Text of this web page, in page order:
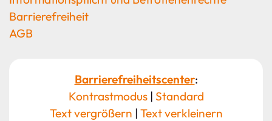
Barrierefreiheit
AGB
Barrierefreiheitscenter:
Kontrastmodus| Standard
Text vergrößern | Text verkleinern